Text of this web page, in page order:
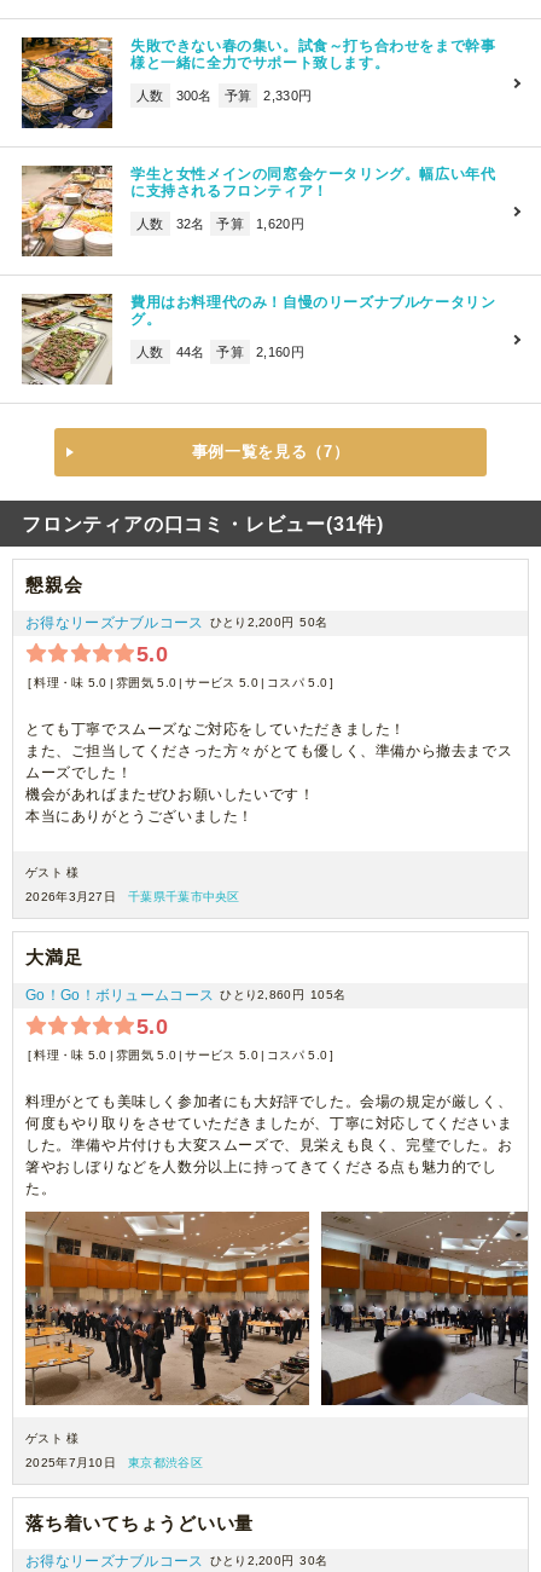
失敗できない春の集い。試食～打ち合わせをまで幹事
様と一緒に全力でサポート致します。
人数 300名 予算 2,330円
学生と女性メインの同窓会ケータリング。幅広い年代
に支持されるフロンティア！
人数 32名 予算 1,620円
費用はお料理代のみ！自慢のリーズナブルケータリン
グ。
人数 44名 予算 2,160円
事例一覧を見る（7）
フロンティアの口コミ・レビュー(31件)
懇親会
お得なリーズナブルコース ひとり2,200円 50名
5.0
料理・味 5.0 雰囲気 5.0 サービス 5.0 コスパ 5.0
とても丁寧でスムーズなご対応をしていただきました！
また、ご担当してくださった方々がとても優しく、準備から撤去までス
ムーズでした！
機会があればまたぜひお願いしたいです！
本当にありがとうございました！
ゲスト 様
2026年3月27日
千葉県千葉市中央区
大満足
Go！Go！ボリュームコース ひとり2,860円 105名
5.0
料理・味 5.0 雰囲気 5.0 サービス 5.0 コスパ 5.0
料理がとても美味しく参加者にも大好評でした。会場の規定が厳しく、
何度もやり取りをさせていただきましたが、丁寧に対応してくださいま
した。準備や片付けも大変スムーズで、見栄えも良く、完璧でした。お
箸やおしぼりなどを人数分以上に持ってきてくださる点も魅力的でし
た。
ゲスト 様
2025年7月10日
東京都渋谷区
落ち着いてちょうどいい量
お得なリーズナブルコース ひとり2,200円 30名